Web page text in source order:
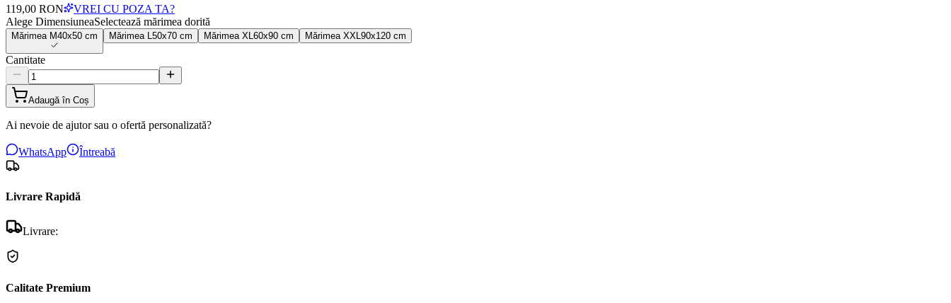
119,00 RON
VREI CU POZA TA?
Alege DimensiuneaSelectează mărimea dorită
Mărimea M40x50 cm Mărimea 50x70 cm Mărimea XL 60x90 cm Mărimea XXL 90x120 cm
Cantitate
Adaugă în Coș
Ai nevoie de ajutor sau o ofertă personalizată?
WhatsApp Întreabă
Livrare Rapidă
Livrare:
Calitate Premium